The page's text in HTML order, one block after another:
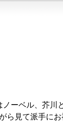
ーベル、芥川
ら見て派手に